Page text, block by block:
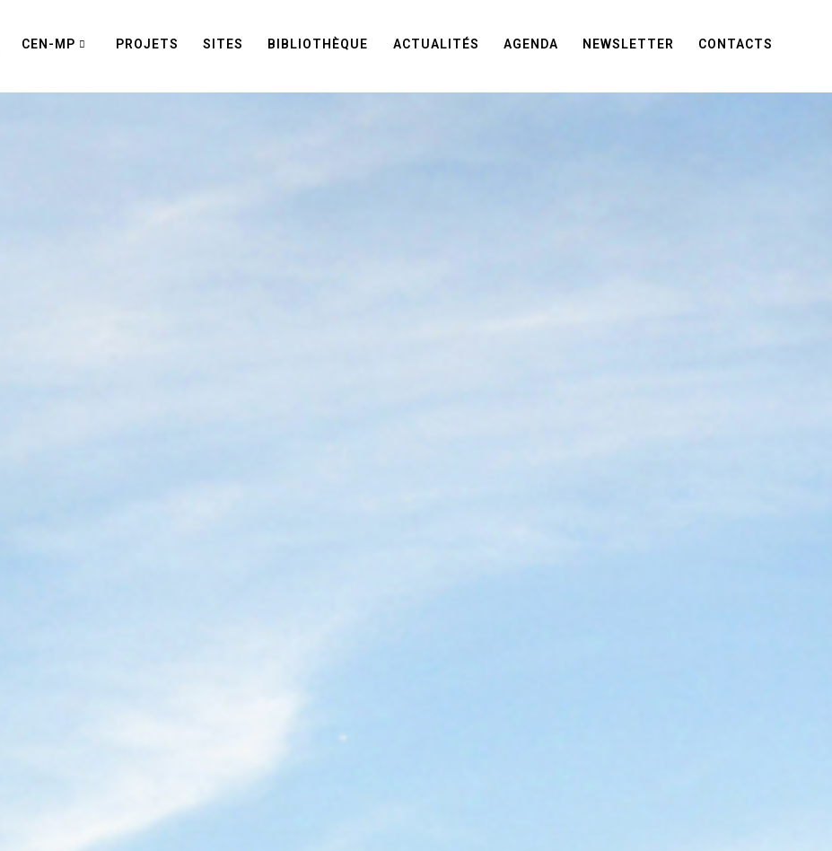
CEN-MP PROJETS SITES BIBLIOTHÈQUE ACTUALITÉS AGENDA NEWSLETTER CONTACTS